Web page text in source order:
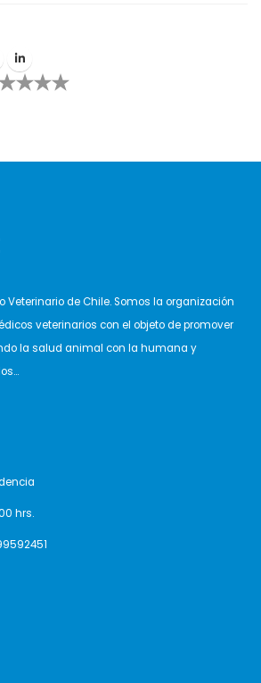
Veterinario de Chile. Somos la organización
veterinarios con el objeto de promover
la salud animal con la humana y
hrs.